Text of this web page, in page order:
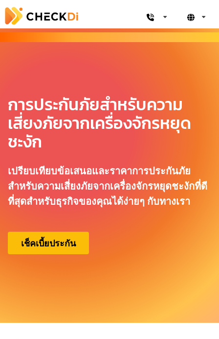
การประกันภัยสำหรับความ
เสี่ยงภัยจากเครื่องจักรหยุด
ชะงัก
เปรียบเทียบข้อเสนอและราคาการประกันภัย
สำหรับความเสี่ยงภัยจากเครื่องจักรหยุดชะงักที่ดี
ที่สุดสำหรับธุรกิจของคุณได้ง่ายๆ กับทางเรา
เช็คเบี้ยประกัน